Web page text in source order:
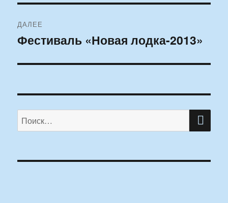
ДАЛЕЕ
Следующая
Фестиваль «Новая лодка-2013»
Искать: